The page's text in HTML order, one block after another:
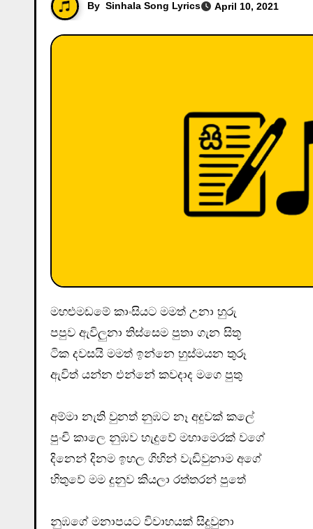
By Sinhala Song Lyrics April 10, 2021
මහළුමඩමේ කාංසියට මමත් උනා හුරු
පපුව ඇවිලුනා තිස්‌සෙම පුතා ගැන සිතූ
ටික දවසයි මමත් ඉන්නෙ හුස්‌මයන තුරූ
ඇවිත් යන්න එන්නේ කවදාද මගෙ පුතු
අම්මා නැති වුනත් නුඹට නෑ අදුවක්‌ කලේ
පුංචි කාලෙ නුඹව හැදුවේ මහාමෙරක්‌ වගේ
දිනෙන් දිනම ඉහල ගිහින් වැඩිවුනාම අගේ
හිතුවේ මම දුනුව කියලා රත්තරන් පුතේ
නුඹගේ මනාපයට විවාහයක්‌ සිදුවුනා